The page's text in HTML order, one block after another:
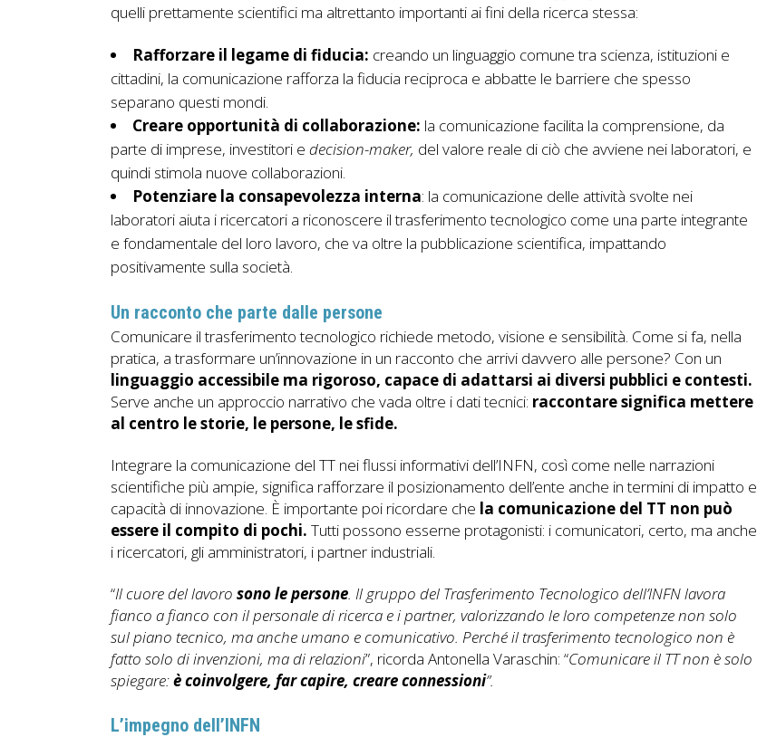
quelli prettamente scientifici ma altrettanto importanti ai fini della ricerca stessa:
Rafforzare il legame di fiducia: creando un linguaggio comune tra scienza, istituzioni e
cittadini, la comunicazione rafforza la fiducia reciproca e abbatte le barriere che spesso
separano questi mondi.
Creare opportunità di collaborazione: la comunicazione facilita la comprensione, da
parte di imprese, investitori e decision-maker, del valore reale di ciò che avviene nei laboratori, e
quindi stimola nuove collaborazioni.
Potenziare la consapevolezza interna: la comunicazione delle attività svolte nei
laboratori aiuta i ricercatori a riconoscere il trasferimento tecnologico come una parte integrante
e fondamentale del loro lavoro, che va oltre la pubblicazione scientifica, impattando
positivamente sulla società.
Un racconto che parte dalle persone
Comunicare il trasferimento tecnologico richiede metodo, visione e sensibilità. Come si fa, nella
pratica, a trasformare un’innovazione in un racconto che arrivi davvero alle persone? Con un
linguaggio accessibile ma rigoroso, capace di adattarsi ai diversi pubblici e contesti.
Serve anche un approccio narrativo che vada oltre i dati tecnici: raccontare significa mettere
al centro le storie, le persone, le sfide.
Integrare la comunicazione del TT nei flussi informativi dell’INFN, così come nelle narrazioni
scientifiche più ampie, significa rafforzare il posizionamento dell’ente anche in termini di impatto e
capacità di innovazione. È importante poi ricordare che la comunicazione del TT non può
essere il compito di pochi. Tutti possono esserne protagonisti: i comunicatori, certo, ma anche
i ricercatori, gli amministratori, i partner industriali.
“Il cuore del lavoro sono lepersone . Il gruppo del Trasferimento Tecnologico dell’INFN lavora
fianco a fianco con il personale di ricerca e i partner, valorizzando le loro competenze non solo
sul piano tecnico, ma anche umano e comunicativo. Perché il trasferimento tecnologico non è
fatto solo di invenzioni, ma di relazioni”, ricorda Antonella Varaschin: “Comunicare il TT non è solo
spiegare:è coinvolgere, far capire, creare connessioni”.
L’impegno dell’INFN